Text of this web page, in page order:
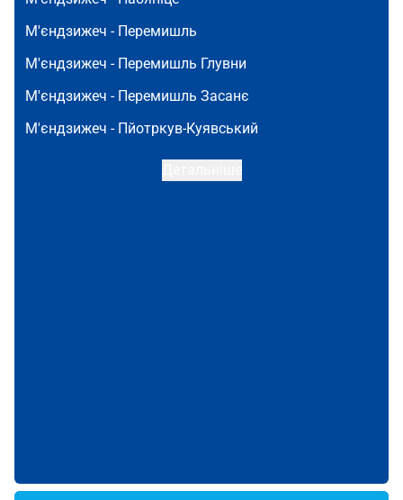
М'єндзижеч - Перемишль
М'єндзижеч - Перемишль Глувни
М'єндзижеч - Перемишль Засанє
М'єндзижеч - Пйотркув-Куявський